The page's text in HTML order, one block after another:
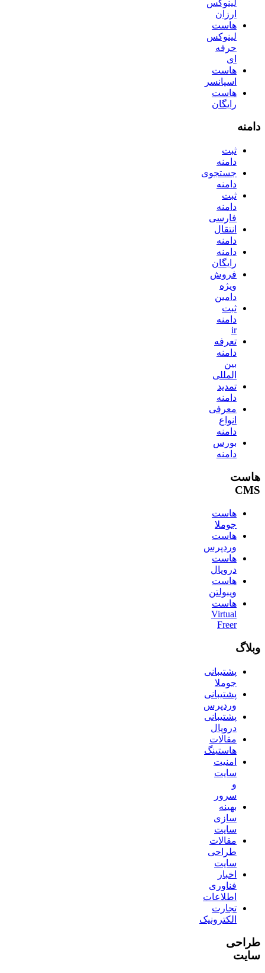
لینوکس
ارزان
هاست
لینوکس
حرفه
ای
هاست
اسپانسر
هاست
رایگان
دامنه
ثبت
دامنه
جستجوی
دامنه
ثبت
دامنه
فارسی
انتقال
دامنه
دامنه
رایگان
فروش
ویژه
دامین
ثبت
دامنه
ir
تعرفه
دامنه
بین
المللی
تمدید
دامنه
معرفی
انواع
دامنه
بورس
دامنه
هاست
CMS
هاست
جوملا
هاست
وردپرس
هاست
دروپال
هاست
ویبولتن
هاست
Virtual
Freer
وبلاگ
پشتیبانی
جوملا
پشتیبانی
وردپرس
پشتیبانی
دروپال
مقالات
هاستینگ
امنیت
سایت
و
سرور
بهینه
سازی
سایت
مقالات
طراحی
سایت
اخبار
فناوری
اطلاعات
تجارت
الکترونیک
طراحی
سایت